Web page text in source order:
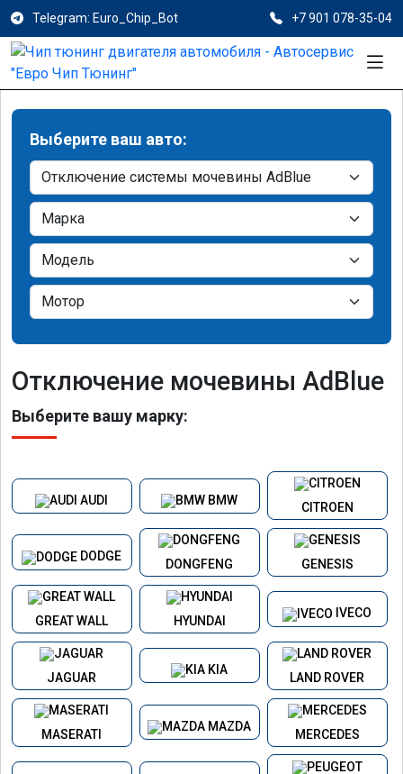
Telegram: Euro_Chip_Bot +7 901 078-35-04
Выберите ваш авто:
Отключение мочевины AdBlue
Выберите вашу марку:
AUDI BMW
CITROEN
DODGE
DONGFENG GENESIS
GREAT WALL HYUNDAI
IVECO
JAGUAR
KIA
LAND ROVER
MASERATI
MAZDA
MERCEDES